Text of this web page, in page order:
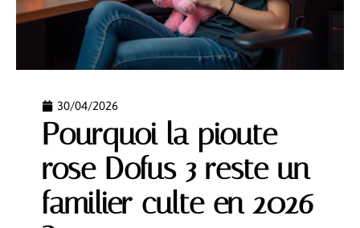
30/04/2026
Pourquoi la pioute
rose Dofus 3 reste un
familier culte en 2026